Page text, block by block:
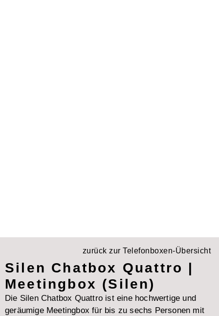
zurück zur Telefonboxen-Übersicht
Silen Chatbox Quattro |
Meetingbox (Silen)
Die Silen Chatbox Quattro ist eine hochwertige und
geräumige Meetingbox für bis zu sechs Personen mit